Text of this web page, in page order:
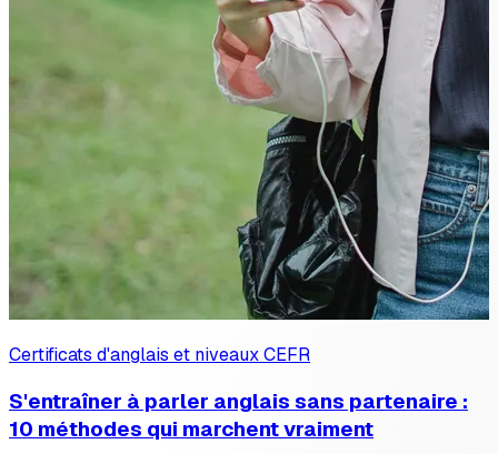
Certificats d'anglais et niveaux CEFR
S'entraîner à parler anglais sans partenaire :
10 méthodes qui marchent vraiment